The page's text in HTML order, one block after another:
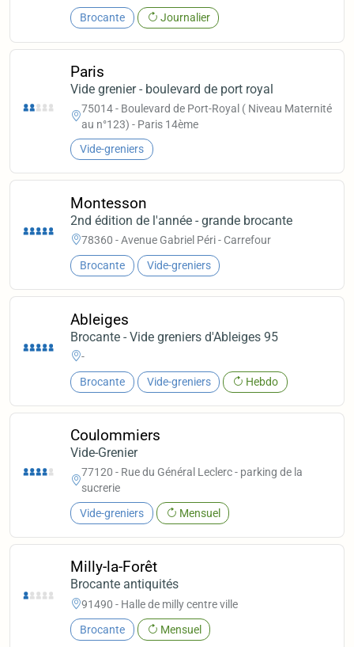
Brocante Journalier
Paris
Vide grenier - boulevard de port royal
75014 - Boulevard de Port-Royal ( Niveau Maternité
au n°123) - Paris 14ème
Vide-greniers
Montesson
2nd édition de l'année - grande brocante
78360 - Avenue Gabriel Péri - Carrefour
Brocante Vide-greniers
Ableiges
Brocante - Vide greniers d'Ableiges 95
-
Brocante Vide-greniers Hebdo
Coulommiers
Vide-Grenier
77120 - Rue du Général Leclerc - parking de la
sucrerie
Vide-greniers Mensuel
Milly-la-Forêt
Brocante antiquités
91490 - Halle de milly centre ville
Brocante Mensuel